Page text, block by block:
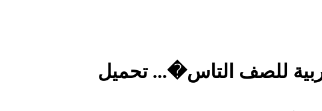
للصف التاس�... تحميل